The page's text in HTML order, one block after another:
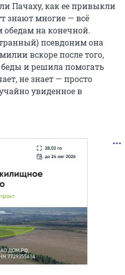
Пачаху, как ее привыкли
знают многие — всё
обедам на конечной.
псевдоним она
вскоре после того,
и решила помогать
не знает — просто
увиденное в